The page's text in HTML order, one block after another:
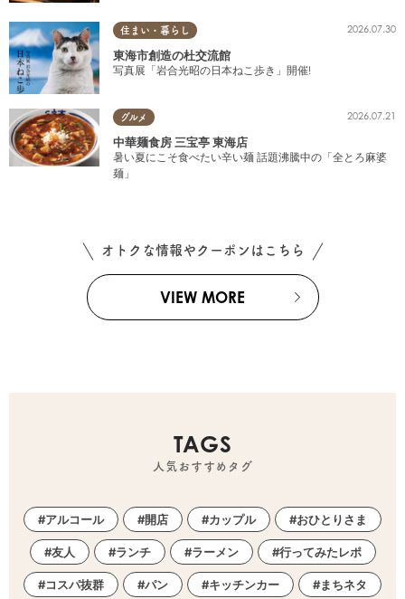
住まい・暮らし 2026.07.30
東海市創造の杜交流館
写真展「岩合光昭の日本ねこ歩き」開催!
グルメ 2026.07.21
中華麺食房 三宝亭 東海店
暑い夏にこそ食べたい辛い麺 話題沸騰中の「全とろ麻婆
麺」
オトクな情報やクーポンはこちら
VIEW MORE
TAGS
人気おすすめタグ
アルコール 開店 カップル おひとりさま
友人 ランチ ラーメン 行ってみたレポ
コスパ抜群 パン キッチンカー まちネタ